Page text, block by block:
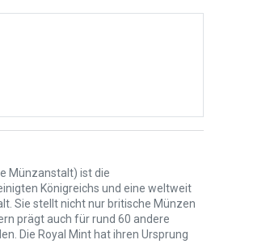
Münzanstalt) ist die
Königreichs und eine weltweit
Sie stellt nicht nur britische Münzen
prägt auch für rund 60 andere
Die Royal Mint hat ihren Ursprung